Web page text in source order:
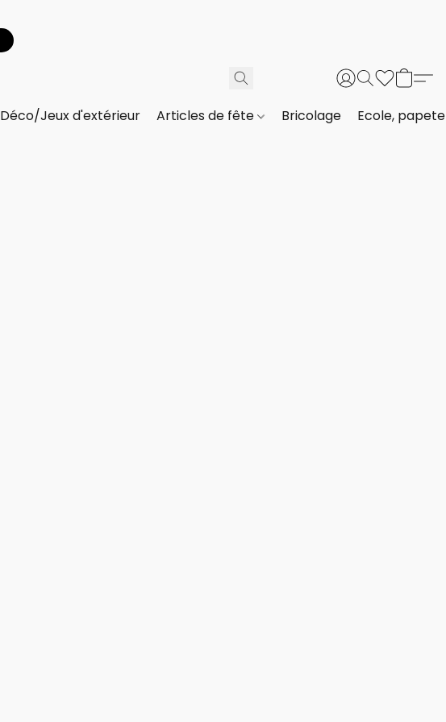
Déco/Jeux d'extérieur Articles de fête Bricolage Ecole,